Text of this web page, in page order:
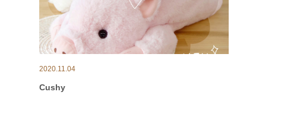
2020.11.04
Cushy